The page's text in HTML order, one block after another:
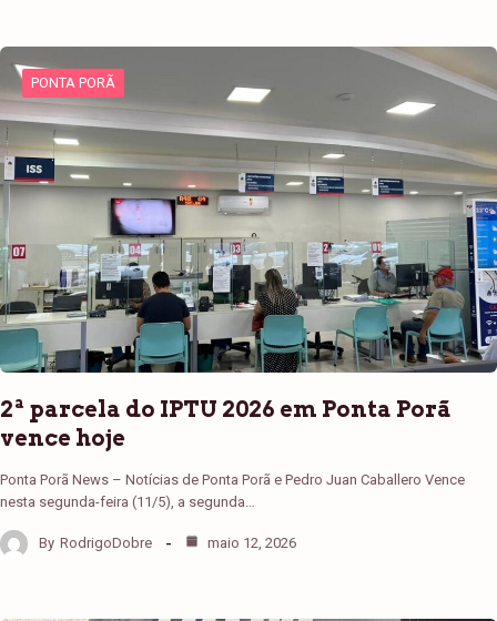
PONTA PORÃ
2ª parcela do IPTU 2026 em Ponta Porã
vence hoje
Ponta Porã News – Notícias de Ponta Porã e Pedro Juan Caballero Vence
nesta segunda-feira (11/5), a segunda…
By RodrigoDobre maio 12, 2026